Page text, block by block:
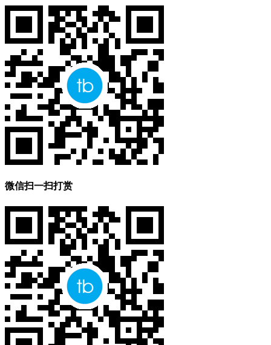
微信扫一扫打赏